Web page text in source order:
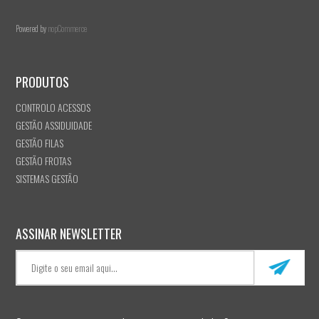
Powered bynopCommerce
PRODUTOS
CONTROLO ACESSOS
GESTÃO ASSIDUIDADE
GESTÃO FILAS
GESTÃO FROTAS
SISTEMAS GESTÃO
ASSINAR NEWSLETTER